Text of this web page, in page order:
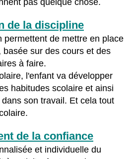
pas quelque chose.
de la discipline
permettent de mettre en place
basée sur des cours et des
à faire.
l'enfant va développer
habitudes scolaire et ainsi
son travail. Et cela tout
de la confiance
et individuelle du